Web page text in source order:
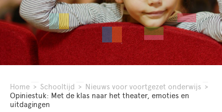
Home > Schooltijd > Nieuws voor voortgezet onderwijs >
Opiniestuk: Met de klas naar het theater, emoties en
uitdagingen